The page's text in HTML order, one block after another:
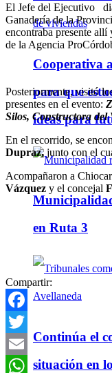
Cooperativa
para que
ideas para
en Ruta 3
Continúa el
situación en
El Jefe del Ejecutivo
Ganadería de la
encontraba presente allí
de la Agencia
Posteriormente, visitó
presentes en el evento:
Silos, Constructora del
En el recorrido, se
Dupraz, junto con el
Acompañaron a
Vázquez y el concejal
Compartir:
Facebook
Twitter
Email